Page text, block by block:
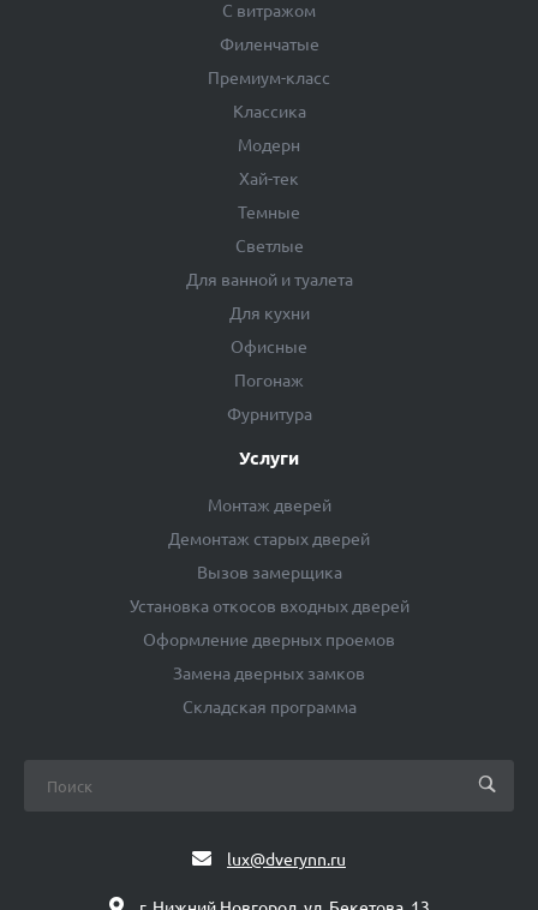
С витражом
Филенчатые
Премиум-класс
Классика
Модерн
Хай-тек
Темные
Светлые
Для ванной и туалета
Для кухни
Офисные
Погонаж
Фурнитура
Услуги
Монтаж дверей
Демонтаж старых дверей
Вызов замерщика
Установка откосов входных дверей
Оформление дверных проемов
Замена дверных замков
Складская программа
lux@dverynn.ru